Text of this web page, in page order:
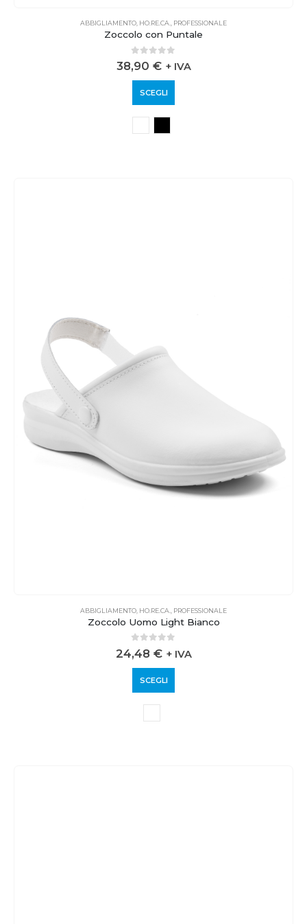
ABBIGLIAMENTO, HO.RE.CA., PROFESSIONALE
Zoccolo con Puntale
0out of 5
38,90 € + IVA
SCEGLI
ABBIGLIAMENTO HO.RE.CA. PROFESSIONALE
Zoccolo Uomo Light Bianco
out of 5
24,48 € + IVA
SCEGLI